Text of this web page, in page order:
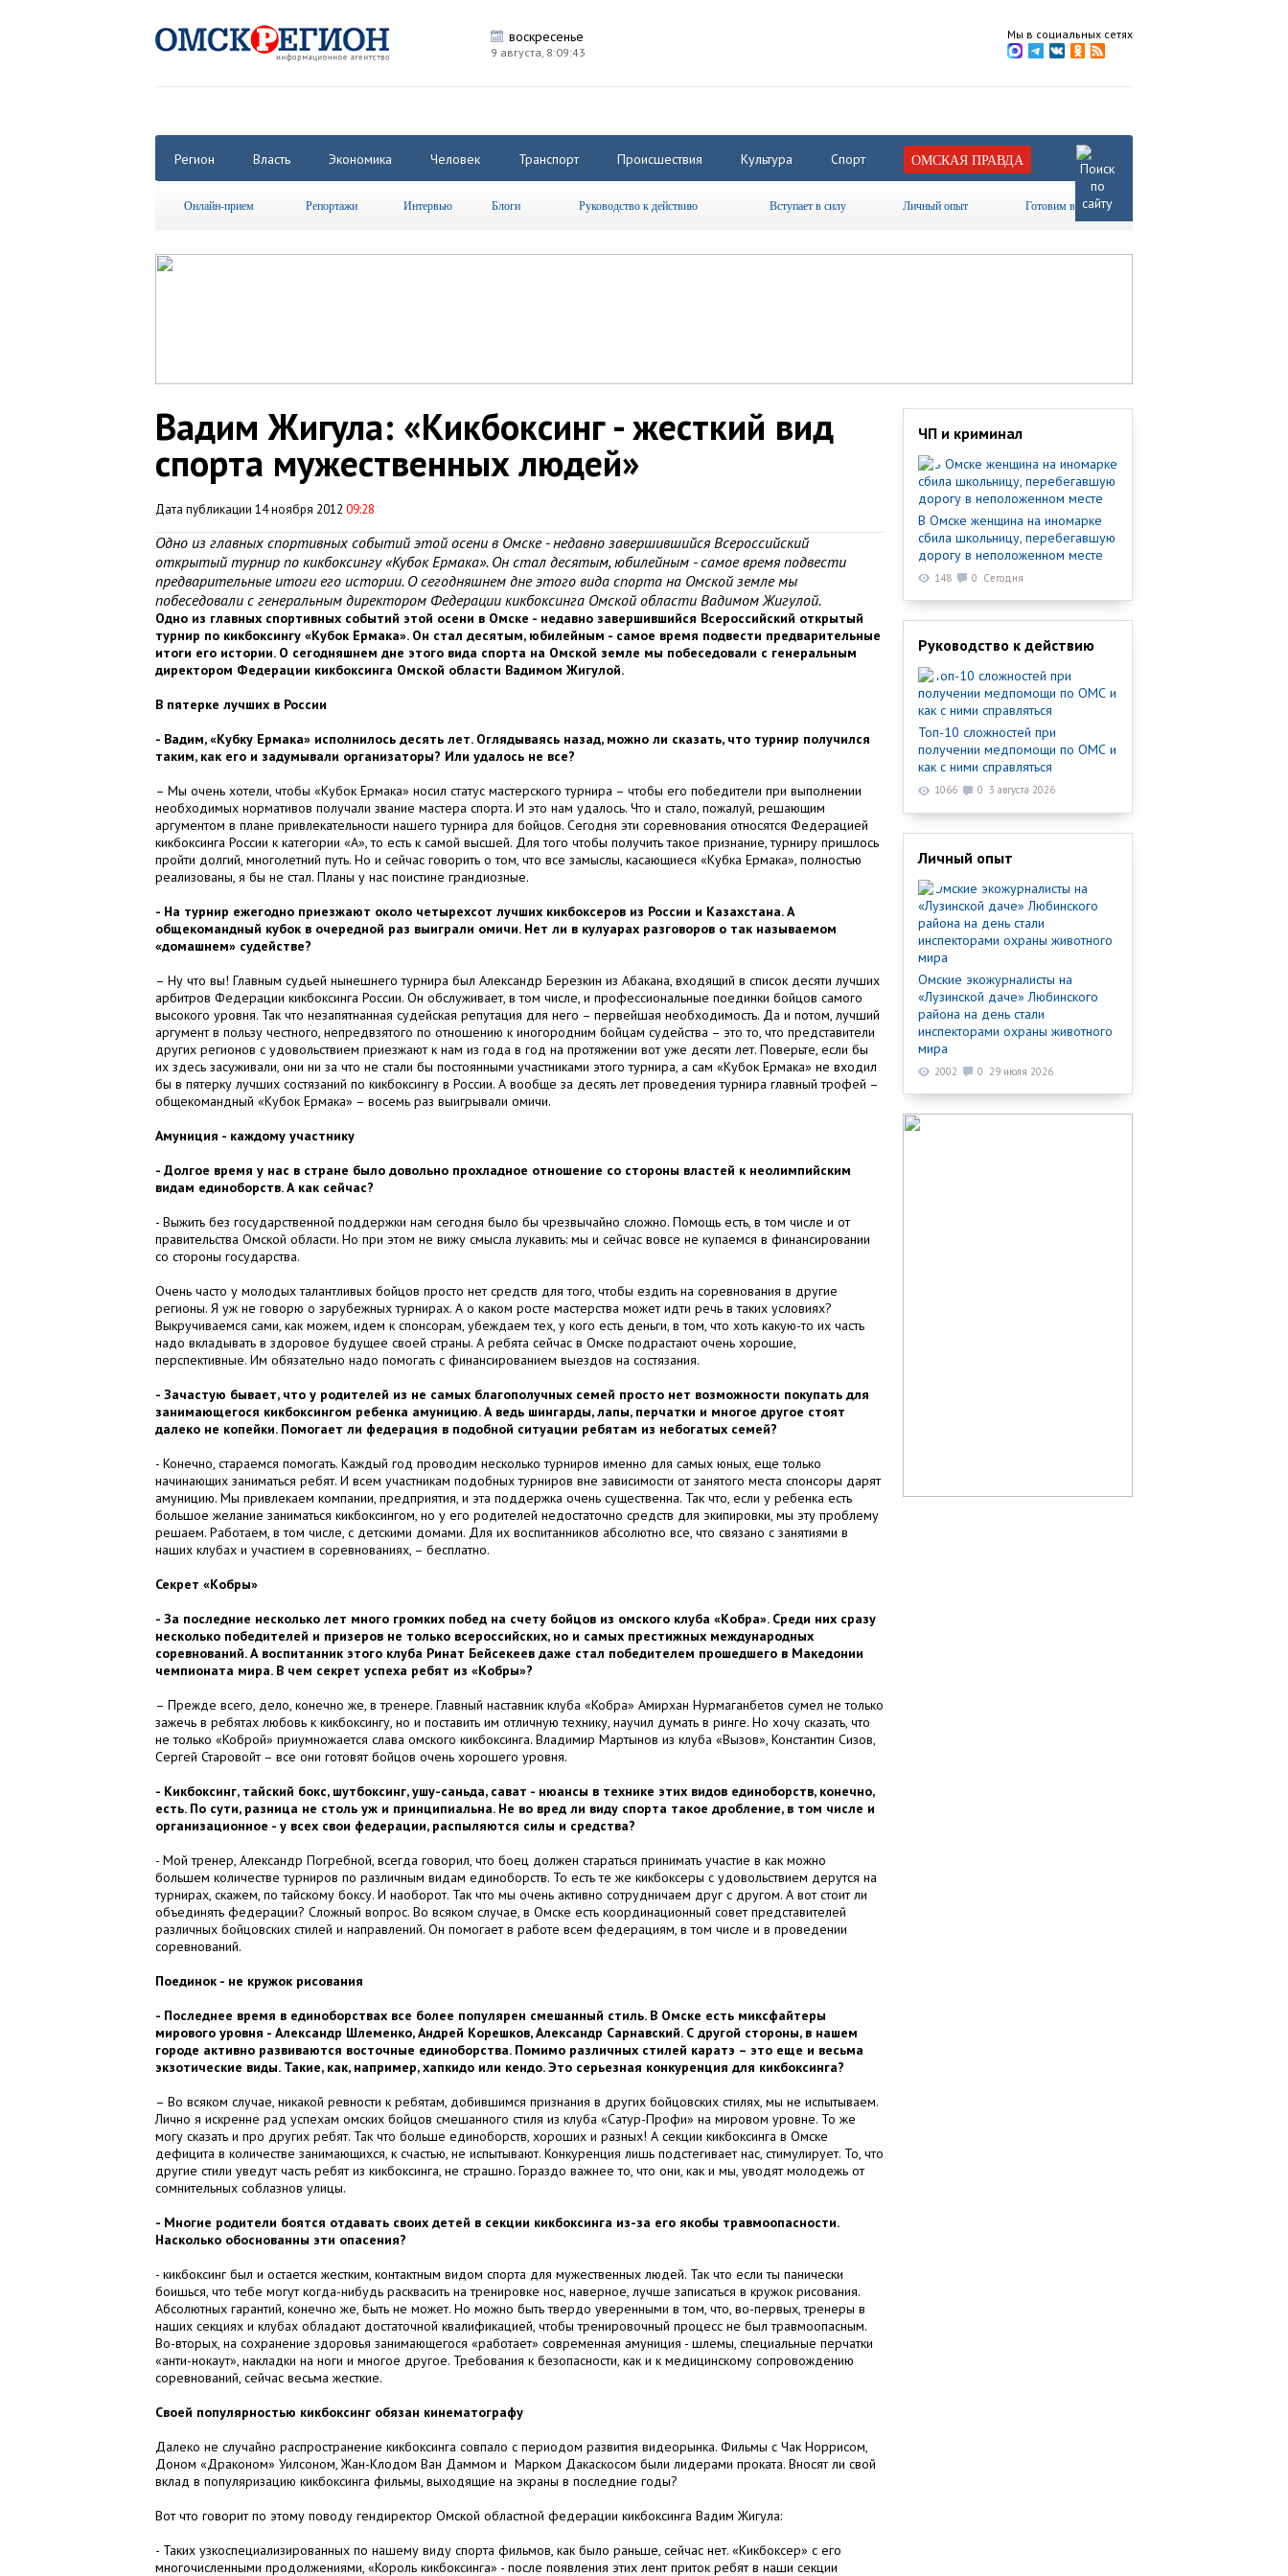
воскресенье
9 августа, 8:09:44
Мы в социальных сетях
Регион Власть Экономика Человек Транспорт Происшествия Культура Спорт ОМСКАЯ ПРАВДА
Онлайн-прием Репортажи Интервью Блоги Руководство к действию Вступает в силу Личный опыт Готовим вместе
Вадим Жигула: «Кикбоксинг - жесткий вид
спорта мужественных людей»
Дата публикации 14 ноября 2012 09:28
Одно из главных спортивных событий этой осени в Омске - недавно завершившийся Всероссийский
открытый турнир по кикбоксингу «Кубок Ермака». Он стал десятым, юбилейным - самое время подвести
предварительные итоги его истории. О сегодняшнем дне этого вида спорта на Омской земле мы
побеседовали с генеральным директором Федерации кикбоксинга Омской области Вадимом Жигулой.
Одно из главных спортивных событий этой осени в Омске - недавно завершившийся Всероссийский открытый
турнир по кикбоксингу «Кубок Ермака». Он стал десятым, юбилейным - самое время подвести предварительные
итоги его истории. О сегодняшнем дне этого вида спорта на Омской земле мы побеседовали с генеральным
директором Федерации кикбоксинга Омской области Вадимом Жигулой.
В пятерке лучших в России
- Вадим, «Кубку Ермака» исполнилось десять лет. Оглядываясь назад, можно ли сказать, что турнир получился
таким, как его и задумывали организаторы? Или удалось не все?
– Мы очень хотели, чтобы «Кубок Ермака» носил статус мастерского турнира – чтобы его победители при выполнении
необходимых нормативов получали звание мастера спорта. И это нам удалось. Что и стало, пожалуй, решающим
аргументом в плане привлекательности нашего турнира для бойцов. Сегодня эти соревнования относятся Федерацией
кикбоксинга России к категории «А», то есть к самой высшей. Для того чтобы получить такое признание, турниру пришлось
пройти долгий, многолетний путь. Но и сейчас говорить о том, что все замыслы, касающиеся «Кубка Ермака», полностью
реализованы, я бы не стал. Планы у нас поистине грандиозные.
- На турнир ежегодно приезжают около четырехсот лучших кикбоксеров из России и Казахстана. А
общекомандный кубок в очередной раз выиграли омичи. Нет ли в кулуарах разговоров о так называемом
«домашнем» судействе?
– Ну что вы! Главным судьей нынешнего турнира был Александр Березкин из Абакана, входящий в список десяти лучших
арбитров Федерации кикбоксинга России. Он обслуживает, в том числе, и профессиональные поединки бойцов самого
высокого уровня. Так что незапятнанная судейская репутация для него – первейшая необходимость. Да и потом, лучший
аргумент в пользу честного, непредвзятого по отношению к иногородним бойцам судейства – это то, что представители
других регионов с удовольствием приезжают к нам из года в год на протяжении вот уже десяти лет. Поверьте, если бы
их здесь засуживали, они ни за что не стали бы постоянными участниками этого турнира, а сам «Кубок Ермака» не входил
бы в пятерку лучших состязаний по кикбоксингу в России. А вообще за десять лет проведения турнира главный трофей –
общекомандный «Кубок Ермака» – восемь раз выигрывали омичи.
Амуниция - каждому участнику
- Долгое время у нас в стране было довольно прохладное отношение со стороны властей к неолимпийским
видам единоборств. А как сейчас?
- Выжить без государственной поддержки нам сегодня было бы чрезвычайно сложно. Помощь есть, в том числе и от
правительства Омской области. Но при этом не вижу смысла лукавить: мы и сейчас вовсе не купаемся в финансировании
со стороны государства.
Очень часто у молодых талантливых бойцов просто нет средств для того, чтобы ездить на соревнования в другие
регионы. Я уж не говорю о зарубежных турнирах. А о каком росте мастерства может идти речь в таких условиях?
Выкручиваемся сами, как можем, идем к спонсорам, убеждаем тех, у кого есть деньги, в том, что хоть какую-то их часть
надо вкладывать в здоровое будущее своей страны. А ребята сейчас в Омске подрастают очень хорошие,
перспективные. Им обязательно надо помогать с финансированием выездов на состязания.
- Зачастую бывает, что у родителей из не самых благополучных семей просто нет возможности покупать для
занимающегося кикбоксингом ребенка амуницию. А ведь шингарды, лапы, перчатки и многое другое стоят
далеко не копейки. Помогает ли федерация в подобной ситуации ребятам из небогатых семей?
- Конечно, стараемся помогать. Каждый год проводим несколько турниров именно для самых юных, еще только
начинающих заниматься ребят. И всем участникам подобных турниров вне зависимости от занятого места спонсоры дарят
амуницию. Мы привлекаем компании, предприятия, и эта поддержка очень существенна. Так что, если у ребенка есть
большое желание заниматься кикбоксингом, но у его родителей недостаточно средств для экипировки, мы эту проблему
решаем. Работаем, в том числе, с детскими домами. Для их воспитанников абсолютно все, что связано с занятиями в
наших клубах и участием в соревнованиях, – бесплатно.
Секрет «Кобры»
- За последние несколько лет много громких побед на счету бойцов из омского клуба «Кобра». Среди них сразу
несколько победителей и призеров не только всероссийских, но и самых престижных международных
соревнований. А воспитанник этого клуба Ринат Бейсекеев даже стал победителем прошедшего в Македонии
чемпионата мира. В чем секрет успеха ребят из «Кобры»?
– Прежде всего, дело, конечно же, в тренере. Главный наставник клуба «Кобра» Амирхан Нурмаганбетов сумел не только
зажечь в ребятах любовь к кикбоксингу, но и поставить им отличную технику, научил думать в ринге. Но хочу сказать, что
не только «Коброй» приумножается слава омского кикбоксинга. Владимир Мартынов из клуба «Вызов», Константин Сизов,
Сергей Старовойт – все они готовят бойцов очень хорошего уровня.
- Кикбоксинг, тайский бокс, шутбоксинг, ушу-саньда, сават - нюансы в технике этих видов единоборств, конечно,
есть. По сути, разница не столь уж и принципиальна. Не во вред ли виду спорта такое дробление, в том числе и
организационное - у всех свои федерации, распыляются силы и средства?
- Мой тренер, Александр Погребной, всегда говорил, что боец должен стараться принимать участие в как можно
большем количестве турниров по различным видам единоборств. То есть те же кикбоксеры с удовольствием дерутся на
турнирах, скажем, по тайскому боксу. И наоборот. Так что мы очень активно сотрудничаем друг с другом. А вот стоит ли
объединять федерации? Сложный вопрос. Во всяком случае, в Омске есть координационный совет представителей
различных бойцовских стилей и направлений. Он помогает в работе всем федерациям, в том числе и в проведении
соревнований.
Поединок - не кружок рисования
- Последнее время в единоборствах все более популярен смешанный стиль. В Омске есть миксфайтеры
мирового уровня - Александр Шлеменко, Андрей Корешков, Александр Сарнавский. С другой стороны, в нашем
городе активно развиваются восточные единоборства. Помимо различных стилей каратэ – это еще и весьма
экзотические виды. Такие, как, например, хапкидо или кендо. Это серьезная конкуренция для кикбоксинга?
– Во всяком случае, никакой ревности к ребятам, добившимся признания в других бойцовских стилях, мы не испытываем.
Лично я искренне рад успехам омских бойцов смешанного стиля из клуба «Сатур-Профи» на мировом уровне. То же
могу сказать и про других ребят. Так что больше единоборств, хороших и разных! А секции кикбоксинга в Омске
дефицита в количестве занимающихся, к счастью, не испытывают. Конкуренция лишь подстегивает нас, стимулирует. То, что
другие стили уведут часть ребят из кикбоксинга, не страшно. Гораздо важнее то, что они, как и мы, уводят молодежь от
сомнительных соблазнов улицы.
- Многие родители боятся отдавать своих детей в секции кикбоксинга из-за его якобы травмоопасности.
Насколько обоснованны эти опасения?
- кикбоксинг был и остается жестким, контактным видом спорта для мужественных людей. Так что если ты панически
боишься, что тебе могут когда-нибудь расквасить на тренировке нос, наверное, лучше записаться в кружок рисования.
Абсолютных гарантий, конечно же, быть не может. Но можно быть твердо уверенными в том, что, во-первых, тренеры в
наших секциях и клубах обладают достаточной квалификацией, чтобы тренировочный процесс не был травмоопасным.
Во-вторых, на сохранение здоровья занимающегося «работает» современная амуниция - шлемы, специальные перчатки
«анти-нокаут», накладки на ноги и многое другое. Требования к безопасности, как и к медицинскому сопровождению
соревнований, сейчас весьма жесткие.
Своей популярностью кикбоксинг обязан кинематографу
Далеко не случайно распространение кикбоксинга совпало с периодом развития видеорынка. Фильмы с Чак Норрисом,
Доном «Драконом» Уилсоном, Жан-Клодом Ван Даммом и Марком Дакаскосом были лидерами проката. Вносят ли свой
вклад в популяризацию кикбоксинга фильмы, выходящие на экраны в последние годы?
Вот что говорит по этому поводу гендиректор Омской областной федерации кикбоксинга Вадим Жигула:
- Таких узкоспециализированных по нашему виду спорта фильмов, как было раньше, сейчас нет. «Кикбоксер» с его
многочисленными продолжениями, «Король кикбоксинга» - после появления этих лент приток ребят в наши секции
ЧП и криминал
В Омске женщина на иномарке
сбила школьницу, перебегавшую
дорогу в неположенном месте
148 0 Сегодня
Руководство к действию
Топ-10 сложностей при
получении медпомощи по ОМС и
как с ними справляться
1066 0 3 августа 2026
Личный опыт
Омские экожурналисты на
«Лузинской даче» Любинского
района на день стали
инспекторами охраны животного
мира
2002 0 29 июля 2026